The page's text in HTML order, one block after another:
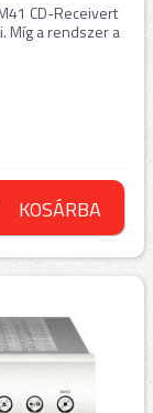
CD-Receivert
Míg a rendszer a
KOSÁRBA